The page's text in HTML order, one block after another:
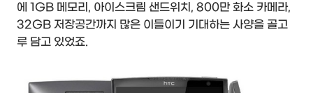
에 1GB 메모리, 아이스크림 샌드위치, 800만 화소 카메라,
32GB 저장공간까지 많은 이들이기 기대하는 사양을 골고
루 담고 있었죠.